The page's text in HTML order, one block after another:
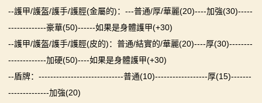
--護甲/護盔/護手/護脛(金屬的)：---普通/厚/華麗(20)----加強(30)-----
-------------豪華(50)------如果是身體護甲(+30)
--護甲/護盔/護手/護脛(皮的)：普通/結實的/華麗(20)----厚(30)--------
-------------加硬(50)----如果是身體護甲(+30)
--盾牌：-----------------------------普通(10)------------------厚(15)-------
--------------加強(20)